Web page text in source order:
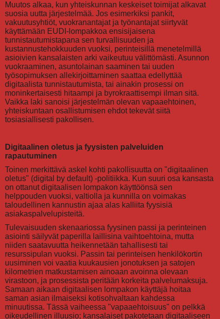
Muutos alkaa, kun yhteiskunnan keskeiset toimijat alkavat
suosia uutta järjestelmää. Jos esimerkiksi pankit,
vakuutusyhtiöt, vuokranantajat ja työnantajat siirtyvät
käyttämään EUDI-lompakkoa ensisijaisena
tunnistautumistapana sen turvallisuuden ja
kustannustehokkuuden vuoksi, perinteisillä menetelmillä
asioivien kansalaisten arki vaikeutuu välittömästi. Asunnon
vuokraaminen, asuntolainan saaminen tai uuden
työsopimuksen allekirjoittaminen saattaa edellyttää
digitaalista tunnistautumista, tai ainakin prosessi on
moninkertaisesti hitaampi ja byrokraattisempi ilman sitä.
Vaikka laki sanoisi järjestelmän olevan vapaaehtoinen,
yhteiskuntaan osallistumisen ehdot tekevät siitä
tosiasiallisesti pakollisen.
Digitaalinen oletus ja fyysisten palveluiden
rapautuminen
Toinen merkittävä askel kohti pakollisuutta on "digitaalinen
oletus" (digital by default) -politiikka. Kun suuri osa kansasta
on ottanut digitaalisen lompakon käyttöönsä sen
helppouden vuoksi, valtiolla ja kunnilla on voimakas
taloudellinen kannustin ajaa alas kalliita fyysisiä
asiakaspalvelupisteitä.
Tulevaisuuden skenaariossa fyysinen passi ja perinteinen
asiointi säilyvät paperilla laillisina vaihtoehtoina, mutta
niiden saatavuutta heikennetään tahallisesti tai
resurssipulan vuoksi. Passin tai perinteisen henkilökortin
uusiminen voi vaatia kuukausien jonotuksen ja satojen
kilometrien matkustamisen ainoaan avoinna olevaan
virastoon, ja prosessista peritään korkeita palvelumaksuja.
Samaan aikaan digitaalisen lompakon käyttäjä hoitaa
saman asian ilmaiseksi kotisohvaltaan kahdessa
minuutissa. Tässä vaiheessa "vapaaehtoisuus" on pelkkä
oikeudellinen illuusio; kansalaiset pakotetaan digitaaliseen